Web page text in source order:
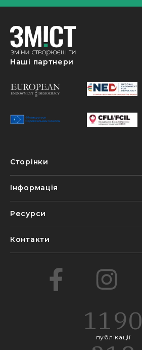
Наші партнери
Сторінки
Інформація
Ресурси
Контакти
1190
публікації